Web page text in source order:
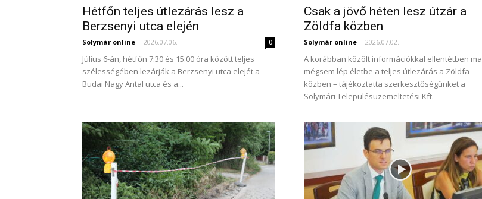
Hétfőn teljes útlezárás lesz a
Berzsenyi utca elején
Solymár online - 2026.07.06. 0
Július 6-án, hétfőn 7:30 és 15:00 óra között teljes
szélességében lezárják a Berzsenyi utca elejét a
Budai Nagy Antal utca és a...
Csak a jövő héten lesz útzár a
Zöldfa közben
Solymár online - 2026.07.02.
A korábban közölt információkkal ellentétben ma
mégsem lép életbe a teljes útlezárás a Zöldfa
közben – tájékoztatta szerkesztőségünket a
Solymári Településüzemeltetési Kft.